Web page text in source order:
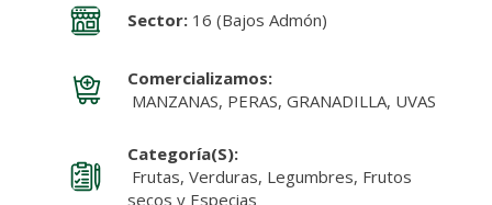
Sector:16 (Bajos Admón)
Comercializamos:
MANZANAS, PERAS, GRANADILLA, UVAS
Categoría(s):
Frutas, Verduras, Legumbres, Frutos
secos y Especias